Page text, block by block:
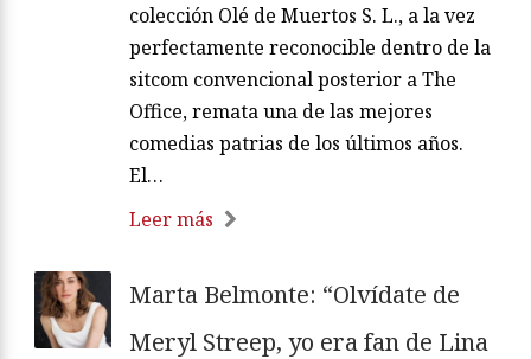
colección Olé de Muertos S. L., a la vez
perfectamente reconocible dentro de la
sitcom convencional posterior a The
Office, remata una de las mejores
comedias patrias de los últimos años.
El…
Leer más
Marta Belmonte: “Olvídate de
Meryl Streep, yo era fan de Lina